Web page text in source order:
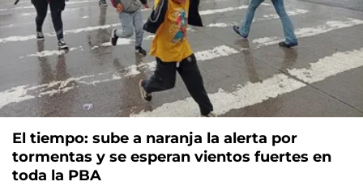
El tiempo: sube a naranja la alerta por
tormentas y se esperan vientos fuertes en
toda la PBA